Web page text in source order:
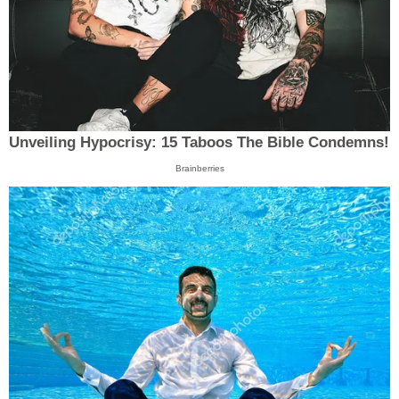
Unveiling Hypocrisy: 15 Taboos The Bible Condemns!
Brainberries